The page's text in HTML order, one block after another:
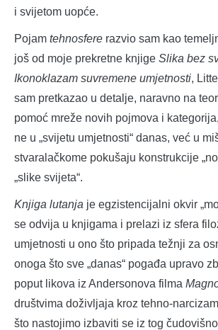
i svijetom uopće.
Pojam tehnosfere razvio sam kao
još od moje prekretne knjige Slika bez
Ikonoklazam suvremene umjetnosti,
sam pretkazao u detalje, naravno na
pomoć mreže novih pojmova i
ne u „svijetu umjetnosti“ danas, već u
stvaralačkome pokušaju konstrukcije
„slike svijeta“.
Knjiga lutanja je egzistencijalni okvir
se odvija u knjigama i prelazi iz sfera
umjetnosti u ono što pripada težnji za
onoga što sve „danas“ pogađa upravo
poput likova iz Andersonova filma
društvima doživljaja kroz tehno-
što nastojimo izbaviti se iz tog